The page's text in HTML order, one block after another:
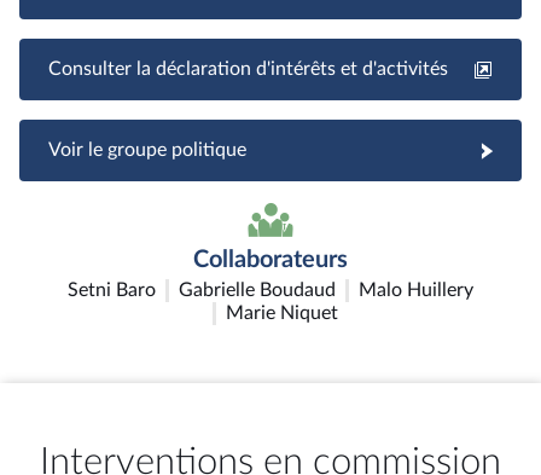
Consulter la déclaration d'intérêts et d'activités
Voir le groupe politique
Collaborateurs
Setni Baro Gabrielle Boudaud
Malo Huillery
Marie Niquet
Interventions en commission